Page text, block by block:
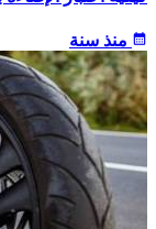
calendar_month منذ سنة